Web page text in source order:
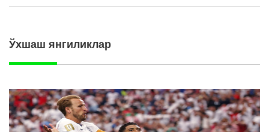
Ўхшаш янгиликлар